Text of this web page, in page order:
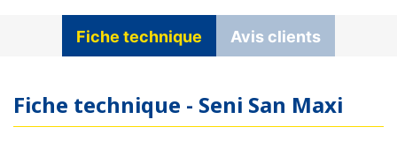
Fiche technique Avis clients
Fiche technique - Seni San Maxi